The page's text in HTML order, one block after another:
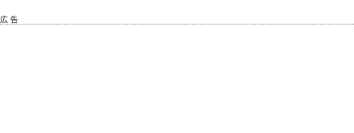
広 告